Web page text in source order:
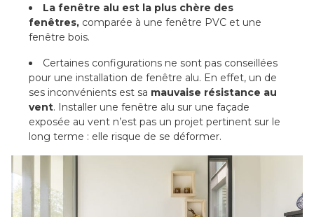
La fenêtre alu est la plus chère des
fenêtres, comparée à une fenêtre PVC et une
fenêtre bois.
Certaines configurations ne sont pas conseillées
pour une installation de fenêtre alu. En effet, un de
ses inconvénients est sa mauvaise résistance au
vent. Installer une fenêtre alu sur une façade
exposée au vent n’est pas un projet pertinent sur le
long terme : elle risque de se déformer.